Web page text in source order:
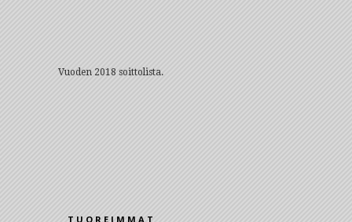
Vuoden 2018 soittolista.
TUOREIMMAT